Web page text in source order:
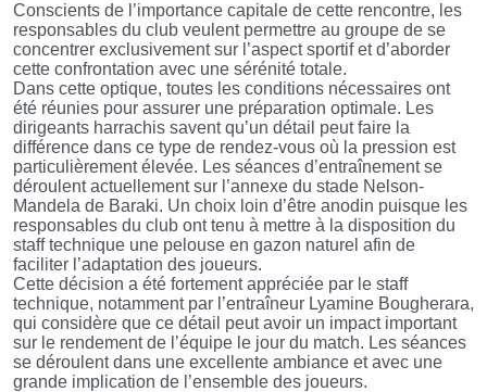
Conscients de l’importance capitale de cette rencontre, les
responsables du club veulent permettre au groupe de se
concentrer exclusivement sur l’aspect sportif et d’aborder
cette confrontation avec une sérénité totale.
Dans cette optique, toutes les conditions nécessaires ont
été réunies pour assurer une préparation optimale. Les
dirigeants harrachis savent qu’un détail peut faire la
différence dans ce type de rendez-vous où la pression est
particulièrement élevée. Les séances d’entraînement se
déroulent actuellement sur l’annexe du stade Nelson-
Mandela de Baraki. Un choix loin d’être anodin puisque les
responsables du club ont tenu à mettre à la disposition du
staff technique une pelouse en gazon naturel afin de
faciliter l’adaptation des joueurs.
Cette décision a été fortement appréciée par le staff
technique, notamment par l’entraîneur Lyamine Bougherara,
qui considère que ce détail peut avoir un impact important
sur le rendement de l’équipe le jour du match. Les séances
se déroulent dans une excellente ambiance et avec une
grande implication de l’ensemble des joueurs.